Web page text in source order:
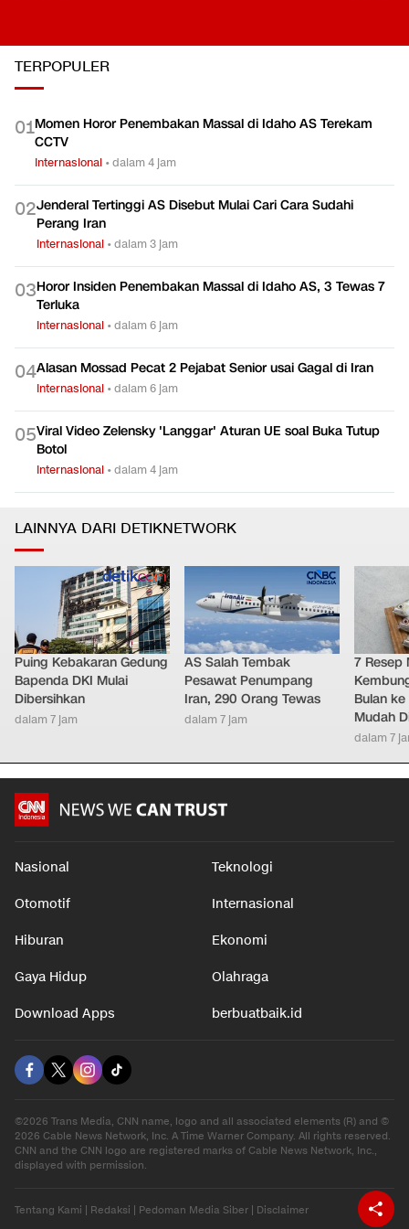
TERPOPULER
01Momen Horor Penembakan Massal di Idaho AS Terekam
CCTV
Internasional •dalam 4 jam
02Jenderal Tertinggi AS Disebut Mulai Cari Cara Sudahi
Perang Iran
Internasional •dalam 3 jam
03Horor Insiden Penembakan Massal di Idaho AS, 3 Tewas 7
Terluka
Internasional •dalam 6 jam
04Alasan Mossad Pecat 2 Pejabat Senior usai Gagal di Iran
Internasional •dalam 6 jam
05Viral Video Zelensky 'Langgar' Aturan UE soal Buka Tutup
Botol
Internasional •dalam 4 jam
LAINNYA DARI DETIKNETWORK
Puing Kebakaran Gedung
Bapenda DKI Mulai
Dibersihkan
dalam 7 jam
AS Salah Tembak
Pesawat Penumpang
Iran, 290 Orang Tewas
dalam 7 jam
7 Resep
Bulan
Mudah
dalam 7
Nasional Teknologi
Otomotif Internasional
Hiburan Ekonomi
Gaya Hidup Olahraga
Download Apps berbuatbaik.id
©2026 Trans Media, CNN name, logo and all associated elements (R) and ©
2026 Cable News Network, Inc. A Time Warner Company. All rights reserved.
CNN and the CNN logo are registered marks of Cable News Network, Inc.,
displayed with permission.
Tentang Kami Redaksi Pedoman Media Siber Disclaimer